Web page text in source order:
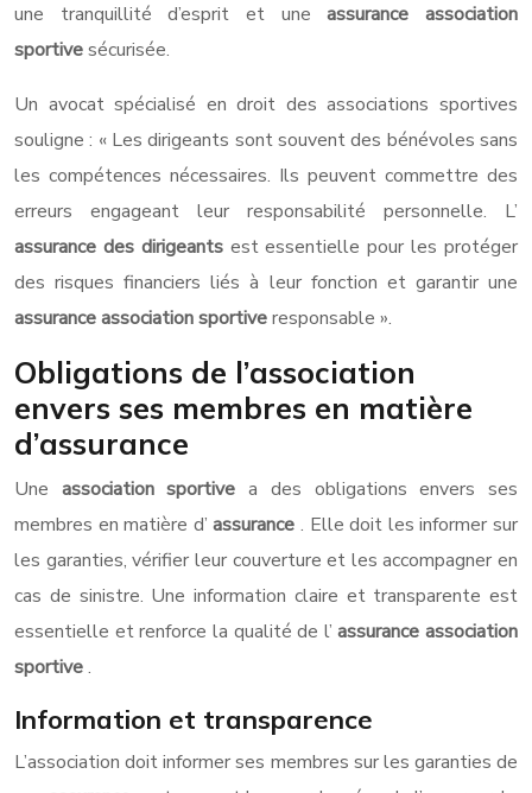
une tranquillité d’esprit et uneassurance association
sportivesécurisée.
Un avocat spécialisé en droit des associations sportives
souligne : « Les dirigeants sont souvent des bénévoles sans
les compétences nécessaires. Ils peuvent commettre des
erreurs engageant leur responsabilité personnelle. L’
assurance des dirigeants est essentielle pour les protéger
des risques financiers liés à leur fonction et garantir une
assurance association sportiveresponsable ».
Obligations de l’association
envers ses membres en matière
d’assurance
Une association sportivea des obligations envers ses
membres en matière d’assurance. Elle doit les informer sur
les garanties, vérifier leur couverture et les accompagner en
cas de sinistre. Une information claire et transparente est
essentielle et renforce la qualité de l’assurance association
sportive.
Information et transparence
L’association doit informer ses membres sur les garanties de